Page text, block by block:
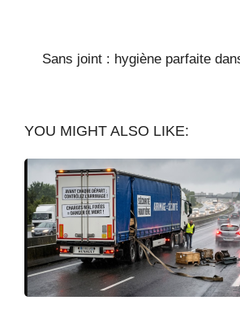
Sans joint : hygiène parfaite
YOU MIGHT ALSO LIKE: